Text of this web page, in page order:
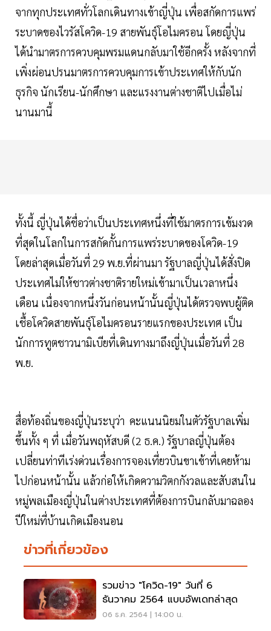
จากทุกประเทศทั่วโลกเดินทางเข้าญี่ปุ่น เพื่อสกัดการแพร่
ระบาดของไวรัสโควิด-19 สายพันธุ์โอไมครอน โดยญี่ปุ่น
ได้นำมาตรการควบคุมพรมแดนกลับมาใช้อีกครั้ง หลังจากที่
เพิ่งผ่อนปรนมาตรการควบคุมการเข้าประเทศให้กับนัก
ธุรกิจ นักเรียน-นักศึกษา และแรงงานต่างชาติไปเมื่อไม่
นานมานี้
ทั้งนี้ ญี่ปุ่นได้ชื่อว่าเป็นประเทศหนึ่งที่ใช้มาตรการเข้มงวด
ที่สุดในโลกในการสกัดกั้นการแพร่ระบาดของโควิด-19
โดยล่าสุดเมื่อวันที่ 29 พ.ย.ที่ผ่านมา รัฐบาลญี่ปุ่นได้สั่งปิด
ประเทศไม่ให้ชาวต่างชาติรายใหม่เข้ามาเป็นเวลาหนึ่ง
เดือน เนื่องจากหนึ่งวันก่อนหน้านั้นญี่ปุ่นได้ตรวจพบผู้ติด
เชื้อโควิดสายพันธุ์โอไมครอนรายแรกของประเทศ เป็น
นักการทูตชาวนามิเบียที่เดินทางมาถึงญี่ปุ่นเมื่อวันที่ 28
พ.ย.
สื่อท้องถิ่นของญี่ปุ่นระบุว่า คะแนนนิยมในตัวรัฐบาลเพิ่ม
ขึ้นทั้ง ๆ ที่ เมื่อวันพฤหัสบดี (2 ธ.ค.) รัฐบาลญี่ปุ่นต้อง
เปลี่ยนท่าทีเร่งด่วนเรื่องการจองเที่ยวบินขาเข้าที่เคยห้าม
ไปก่อนหน้านั้น แล้วก่อให้เกิดความวิตกกังวลและสับสนใน
หมู่พลเมืองญี่ปุ่นในต่างประเทศที่ต้องการบินกลับมาฉลอง
ปีใหม่ที่บ้านเกิดเมืองนอน
ข่าวที่เกี่ยวข้อง
รวมข่าว "โควิด-19" วันที่ 6
ธันวาคม 2564 แบบอัพเดทล่าสุด
06 ธ.ค. 2564 | 14:00 น.